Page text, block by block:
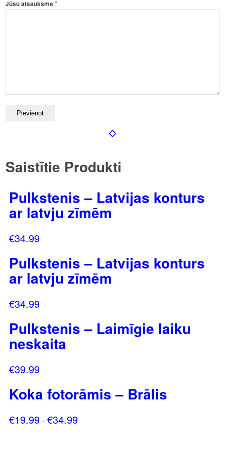
Jūsu atsauksme*
Saistītie Produkti
Pulkstenis – Latvijas konturs
ar latvju zīmēm
€34.99
Pulkstenis – Latvijas konturs
ar latvju zīmēm
€34.99
Pulkstenis – Laimīgie laiku
neskaita
€39.99
Koka fotorāmis – Brālis
€19.99 – €34.99Price